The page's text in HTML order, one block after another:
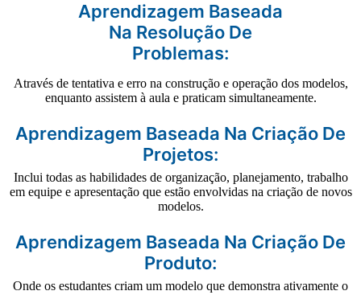
Aprendizagem Baseada
Na Resolução De
Problemas:
Através de tentativa e erro na construção e operação dos modelos,
enquanto assistem à aula e praticam simultaneamente.
Aprendizagem Baseada Na Criação De
Projetos:
Inclui todas as habilidades de organização, planejamento, trabalho
em equipe e apresentação que estão envolvidas na criação de novos
modelos.
Aprendizagem Baseada Na Criação De
Produto:
Onde os estudantes criam um modelo que demonstra ativamente o